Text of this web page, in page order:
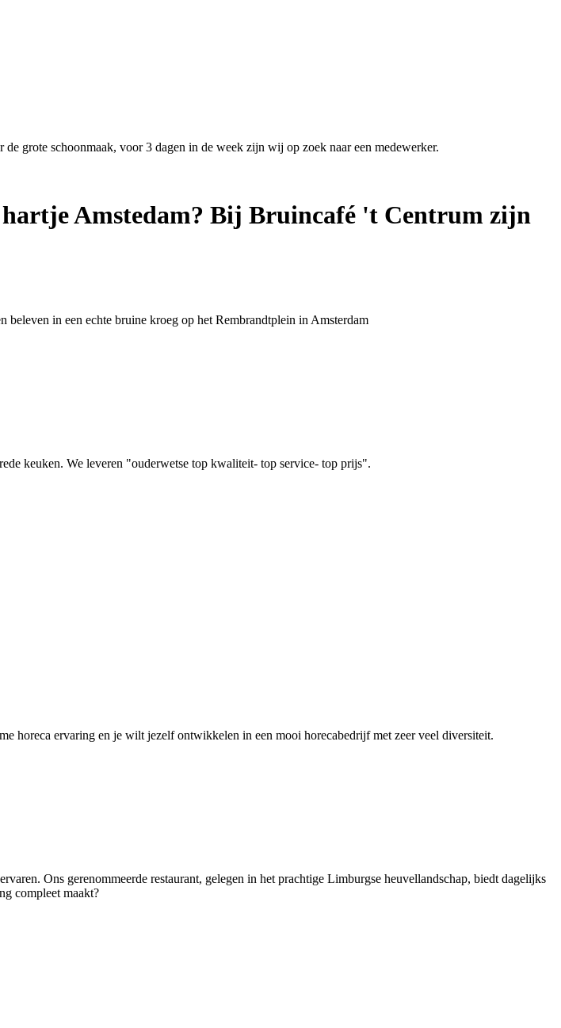
grote schoonmaak, voor 3 dagen in de week zijn wij op zoek naar een medewerker.
Amstedam? Bij Bruincafé 't Centrum zijn
beleven in een echte bruine kroeg op het Rembrandtplein in Amsterdam
keuken. We leveren "ouderwetse top kwaliteit- top service- top prijs".
horeca ervaring en je wilt jezelf ontwikkelen in een mooi horecabedrijf met zeer veel diversiteit.
Ons gerenommeerde restaurant, gelegen in het prachtige Limburgse heuvellandschap, biedt dagelijks
compleet maakt?